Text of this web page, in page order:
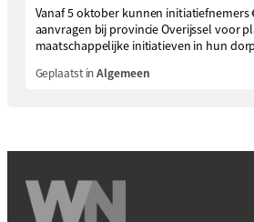
Vanaf 5 oktober kunnen initiatiefnemers
aanvragen bij provincie Overijssel voor
maatschappelijke initiatieven in hun
Geplaatst inAlgemeen